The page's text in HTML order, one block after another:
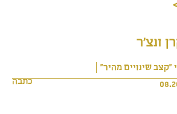
ונצ'ר
"קצב שינויים מהיר"
כתבה